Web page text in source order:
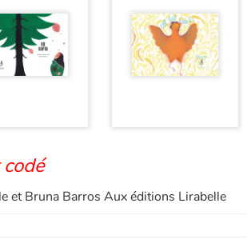
et Bruna Barros Aux éditions Lirabelle